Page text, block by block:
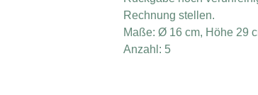
Rechnung stellen.
Maße: Ø 16 cm, Höhe 29
Anzahl: 5